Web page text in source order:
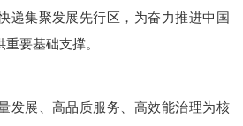
递集聚发展先行区，为奋力推进中国
要基础支撑。
展、高品质服务、高效能治理为核